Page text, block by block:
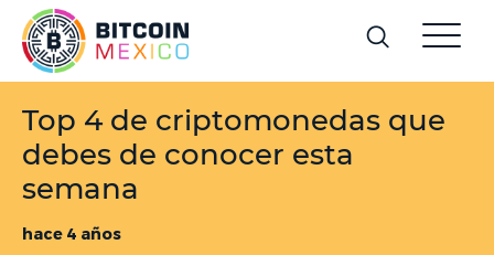
Top 4 de criptomonedas que
debes de conocer esta
semana
hace 4 años